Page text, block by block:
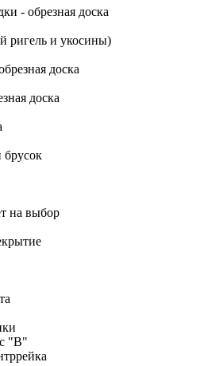
- обрезная доска
ригель и укосины)
доска
доска
брусок
на выбор
"В"